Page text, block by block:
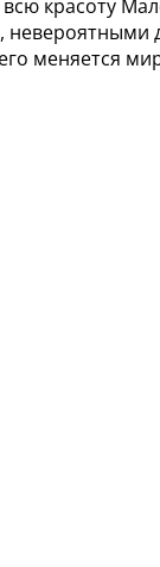
красоту
меняется